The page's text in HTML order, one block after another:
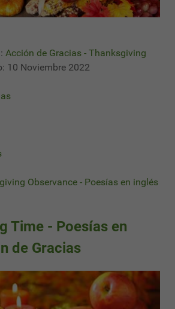
Acción de Gracias - Thanksgiving
10 Noviembre 2022
Observance - Poesías en inglés
Time - Poesías en
de Gracias